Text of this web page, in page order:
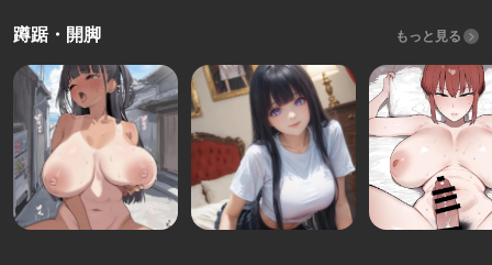
蹲踞・開脚 もっと見る